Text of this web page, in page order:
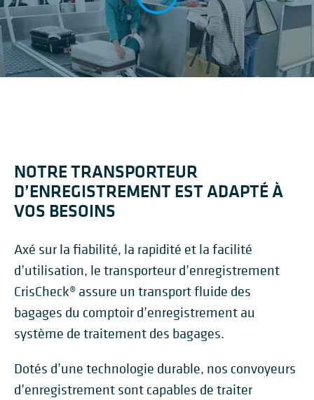
NOTRE TRANSPORTEUR
D’ENREGISTREMENT EST ADAPTÉ À
VOS BESOINS
Axé sur la fiabilité, la rapidité et la facilité
d’utilisation, le transporteur d’enregistrement
CrisCheck® assure un transport fluide des
bagages du comptoir d’enregistrement au
système de traitement des bagages.
Dotés d’une technologie durable, nos convoyeurs
d’enregistrement sont capables de traiter